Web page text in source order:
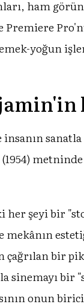
ham
yoğun
şeyi bir
mekânın
bir
bir
onun